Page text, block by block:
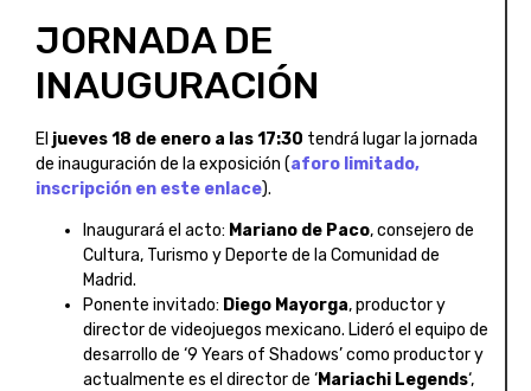
JORNADA DE
INAUGURACIÓN
El jueves 18 de enero a las 17:30 tendrá lugar la jornada
de inauguración de la exposición (aforo limitado,
inscripción en este enlace).
Inaugurará el acto: Mariano de Paco, consejero de
Cultura, Turismo y Deporte de la Comunidad de
Madrid.
Ponente invitado: Diego Mayorga, productor y
director de videojuegos mexicano. Lideró el equipo de
desarrollo de ‘9 Years of Shadows’ como productor y
actualmente es el director de ‘Mariachi Legends‘,